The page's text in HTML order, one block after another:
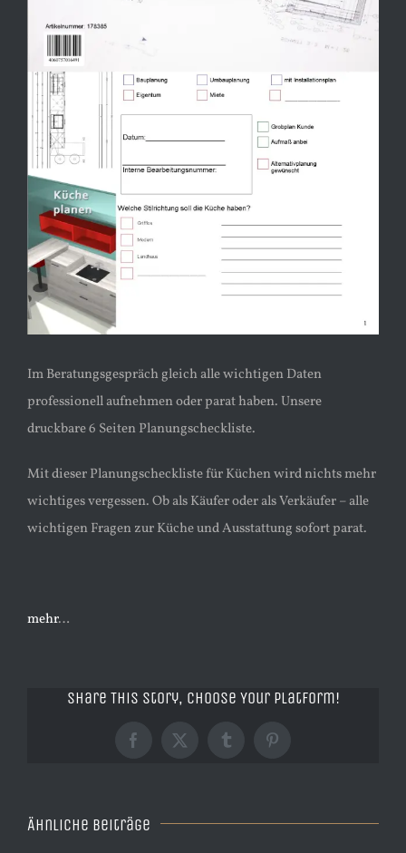
Im Beratungsgespräch gleich alle wichtigen Daten
professionell aufnehmen oder parat haben. Unsere
druckbare 6 Seiten Planungscheckliste.
Mit dieser Planungscheckliste für Küchen wird nichts mehr
wichtiges vergessen. Ob als Käufer oder als Verkäufer – alle
wichtigen Fragen zur Küche und Ausstattung sofort parat.
mehr…
Share This Story, Choose Your Platform!
Facebook
X TumblrPinterest
Ähnliche Beiträge